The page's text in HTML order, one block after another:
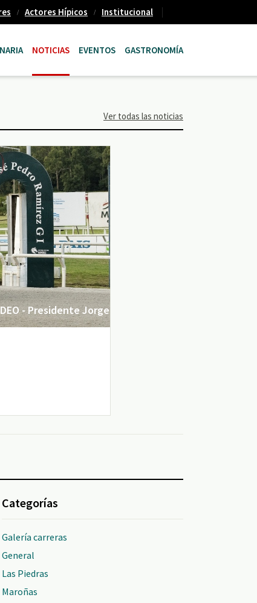
Actores Hípicos Institucional
NOTICIAS EVENTOS GASTRONOMÍA
Ver todas las noticias
- Presidente Jorge
Categorías
Galería carreras
General
Las Piedras
Maroñas